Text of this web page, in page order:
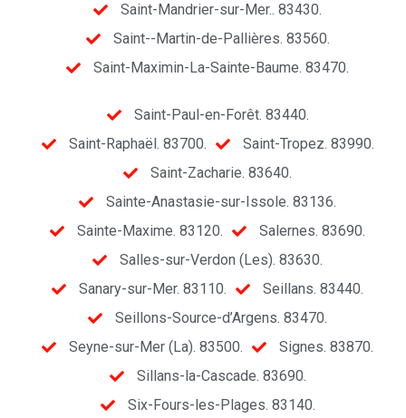
Saint-Mandrier-sur-Mer.. 83430.
Saint--Martin-de-Pallières. 83560.
Saint-Maximin-La-Sainte-Baume. 83470.
Saint-Paul-en-Forêt. 83440.
Saint-Raphaël. 83700.
Saint-Tropez. 83990.
Saint-Zacharie. 83640.
Sainte-Anastasie-sur-Issole. 83136.
Sainte-Maxime. 83120.
Salernes. 83690.
Salles-sur-Verdon (Les). 83630.
Sanary-sur-Mer. 83110.
Seillans. 83440.
Seillons-Source-d’Argens. 83470.
Seyne-sur-Mer (La). 83500.
Signes. 83870.
Sillans-la-Cascade. 83690.
Six-Fours-les-Plages. 83140.